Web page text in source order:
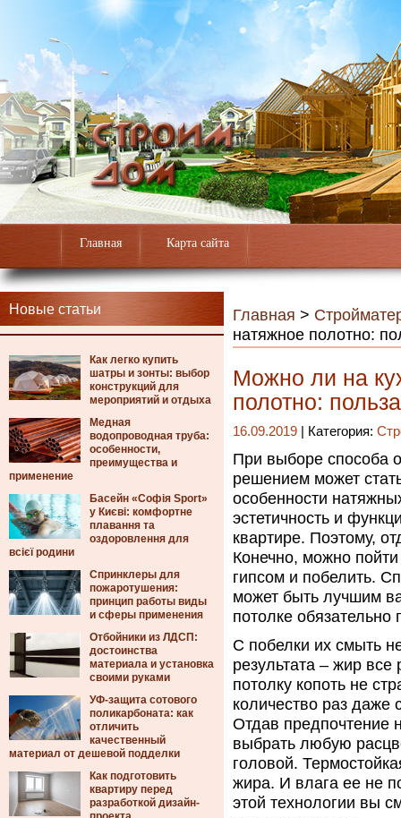
Главная Карта сайта
Новые статьи
Как легко купить
шатры и зонты: выбор
конструкций для
мероприятий и отдыха
Медная
водопроводная труба:
особенности,
преимущества и
применение
Басейн «Софія Sport»
у Києві: комфортне
плавання та
оздоровлення для
всієї родини
Спринклеры для
пожаротушения:
принцип работы виды
и сферы применения
Отбойники из ЛДСП:
достоинства
материала и установка
своими руками
УФ-защита сотового
поликарбоната: как
отличить
качественный
материал от дешевой подделки
Как подготовить
квартиру перед
разработкой дизайн-
Главная >
натяжное полотно:
Можно ли на
полотно: польза
16.09.2019 | Категория:
При выборе способа
решением может
особенности
эстетичность и
квартире. Поэтому,
Конечно, можно
гипсом и побелить.
может быть лучшим
потолке обязательно
С побелки их смыть
результата – жир все
потолку копоть не
количество раз
Отдав предпочтение
выбрать любую
головой.
жира. И влага ее не
этой технологии вы